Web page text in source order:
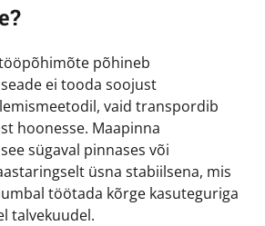
põhineb
ei tooda soojust
vaid transpordib
hoonesse. Maapinna
sügaval pinnases või
üsna stabiilsena, mis
töötada kõrge kasuteguriga
talvekuudel.